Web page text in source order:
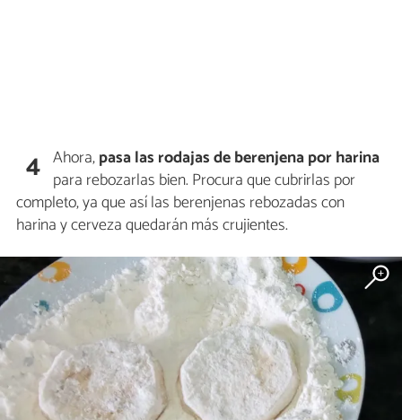
4 Ahora,pasa las rodajas de berenjena por harina
para rebozarlas bien. Procura que cubrirlas por
completo, ya que así las berenjenas rebozadas con
harina y cerveza quedarán más crujientes.